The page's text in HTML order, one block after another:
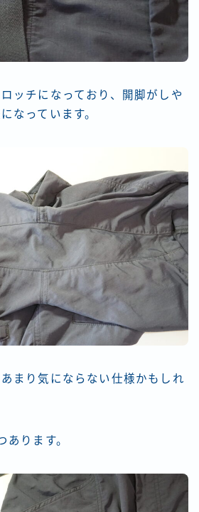
ッチになっており、開脚がしや
なっています。
まり気にならない仕様かもしれ
あります。